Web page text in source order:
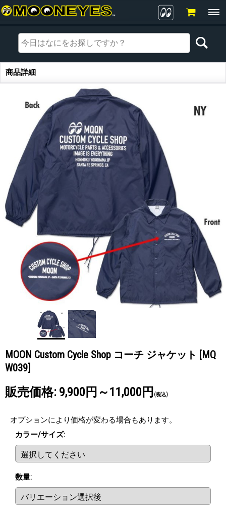
商品詳細
商品詳細
MOON Custom Cycle Shop コーチ ジャケット [MQ
W039]
販売価格: 9,900円～11,000円 (税込)
オプションにより価格が変わる場合もあります。
カラー/サイズ:
数量: